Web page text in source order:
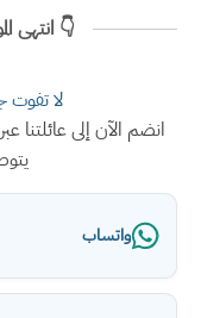
👇 انتهى
لا تفوت
انضم الآن إلى
واتساب